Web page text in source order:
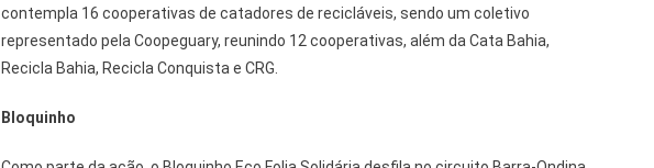
contempla 16 cooperativas de catadores de recicláveis, sendo um coletivo
representado pela Coopeguary, reunindo 12 cooperativas, além da Cata Bahia,
Recicla Bahia, Recicla Conquista e CRG.
Bloquinho